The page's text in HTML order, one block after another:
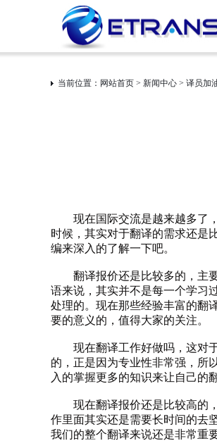
当前位置： 网站首页 > 新闻中心 > 译员加
现在国际交流是越来越多了
时候，其实对于翻译的需求还是
编来深入的了解一下吧。
翻译报价还是比较多的，主要
语来说，其实并不是每一个学习
处理的。现在那些经验丰富的翻
要的意义的，值得大家的关注。
现在翻译工作好做吗，这对于
的，正是因为专业性非常强，所
入的掌握更多的知识来让自己的
现在翻译报价还是比较高的
作里面其实还是需要长时间的去
我们的整个翻译来说还是非常重